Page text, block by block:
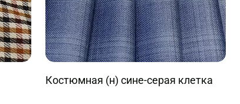
Костюмная (н) сине-серая клетка